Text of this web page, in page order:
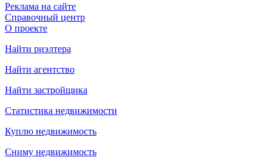
Реклама на сайте
Справочный центр
О проекте
Найти риэлтера
Найти агентство
Найти застройщика
Статистика недвижимости
Куплю недвижимость
Сниму недвижимость